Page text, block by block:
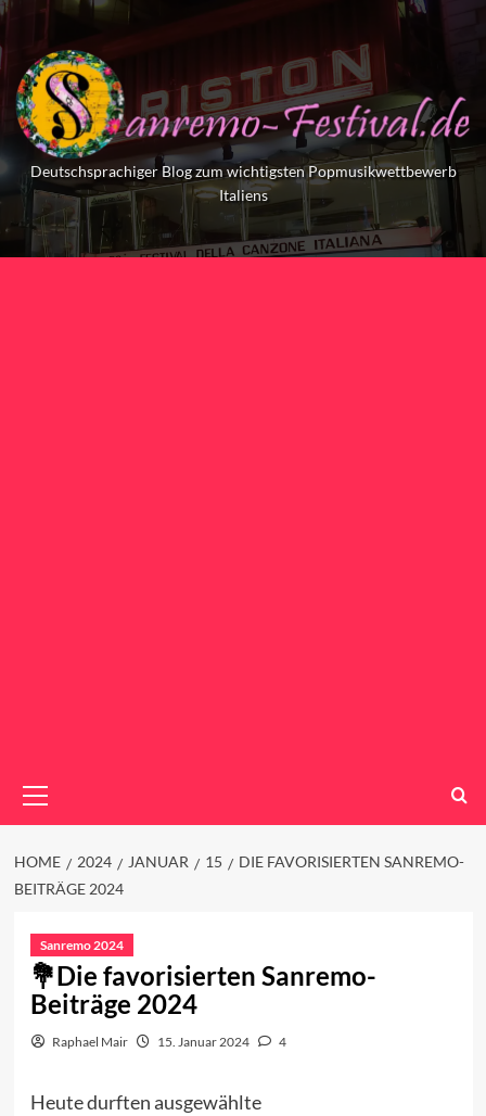
Skip
to
content
Deutschsprachiger Blog zum wichtigsten Popmusikwettbewerb
Italiens
Menu
HOME 2024 JANUAR 15
DIE FAVORISIERTEN SANREMO-
BEITRÄGE 2024
Sanremo 2024
Die favorisierten Sanremo-
Beiträge 2024
Raphael Mair 15. Januar 2024 4
Heute durften ausgewählte